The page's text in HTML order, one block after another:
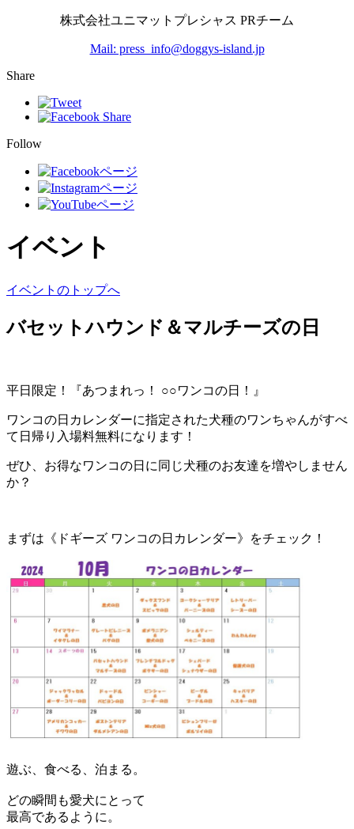
株式会社ユニマットプレシャス PRチーム
Mail: press_info@doggys-island.jp
Share
Follow
イベント
イベントのトップへ
バセットハウンド＆マルチーズの日
平日限定！『あつまれっ！ ○○ワンコの日！』
ワンコの日カレンダーに指定された犬種のワンちゃんがすべ
て日帰り入場料無料になります！
ぜひ、お得なワンコの日に同じ犬種のお友達を増やしません
か？
まずは《ドギーズ ワンコの日カレンダー》をチェック！
遊ぶ、食べる、泊まる。
どの瞬間も愛犬にとって
最高であるように。